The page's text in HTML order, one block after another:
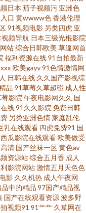
导航 青娱乐pron 香蕉视频
极品美女激情网 欧美性爱
为网站 亚洲超碰在线 97人
草资源在线 欧美日韩七区
在现免费看 白丝美女被胸
蕉视频下载 51视频入口 91
福利 欧美打炮 日本淫乱人
青草原 国产黄色电影网 久
日本 茄子视频污 亚洲色
口 黄wwww色香港伦理
91视频电影 另类四虎 亚
频导航 日本三级光棍影院
站综合日韩欧美 草逼网首
福利资源在线91自拍最新
欧美gayv91色情激情网
日韩在线 久久国产影视综
品 91草莓久草超碰 成人性
影院 午夜电影网久久 国
线91久久影院 免费日韩
另类亚洲色情家庭乱伦
乳在线观看 四虎免费91 国
西瓜影院在线观看欧美做受
清 国产丝袜一区黄色av
资源站综合五月香 成人
影院网站激情五月天色色
影 久久机热 成人午夜网
品中的精品 97国产精品视
国产在线观看资源波多野
视频91 91艹艹 久草网在